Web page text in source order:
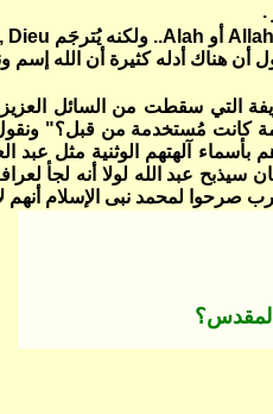
.
هناك أدله كثيرة أن الله إسم
التي سقطت من السائل
كانت مُستخدمة من قبل؟"
آلهتهم الوثنية مثل عبد
عبد الله لولا أنه لجأ
صرحوا لمحمد نبى الإسلام أنهم